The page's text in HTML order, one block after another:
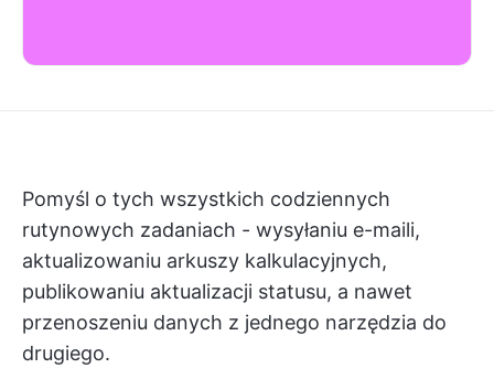
Pomyśl o tych wszystkich codziennych
rutynowych zadaniach - wysyłaniu e-maili,
aktualizowaniu arkuszy kalkulacyjnych,
publikowaniu aktualizacji statusu, a nawet
przenoszeniu danych z jednego narzędzia do
drugiego.